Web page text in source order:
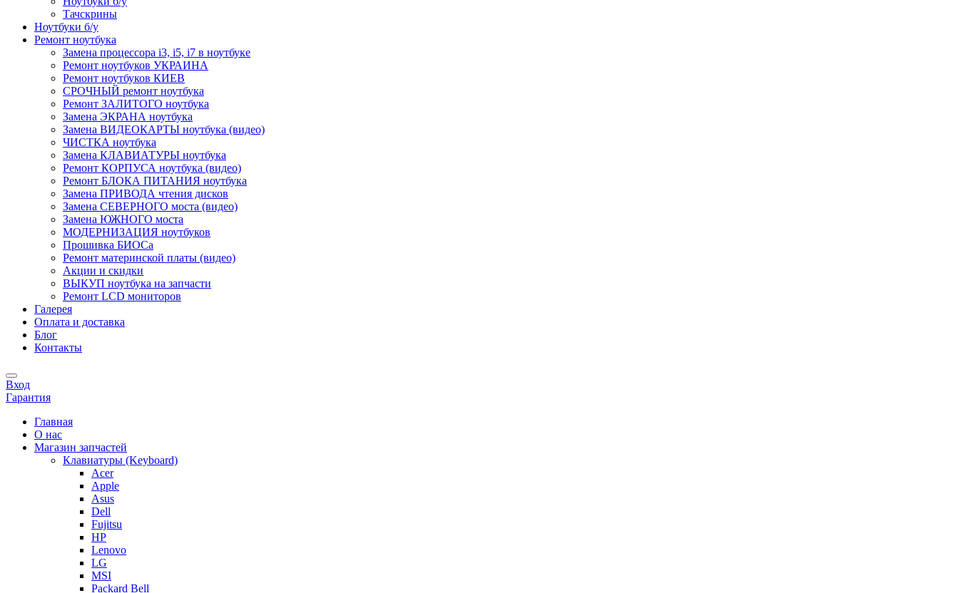
Тачскрины
Ноутбуки б/у
Ремонт ноутбука
Замена процессора i3, i5, i7 в ноутбуке
Ремонт ноутбуков УКРАИНА
Ремонт ноутбуков КИЕВ
СРОЧНЫЙ ремонт ноутбука
Ремонт ЗАЛИТОГО ноутбука
Замена ЭКРАНА ноутбука
Замена ВИДЕОКАРТЫ ноутбука (видео)
ЧИСТКА ноутбука
Замена КЛАВИАТУРЫ ноутбука
Ремонт КОРПУСА ноутбука (видео)
Ремонт БЛОКА ПИТАНИЯ ноутбука
Замена ПРИВОДА чтения дисков
Замена СЕВЕРНОГО моста (видео)
Замена ЮЖНОГО моста
МОДЕРНИЗАЦИЯ ноутбуков
Прошивка БИОСа
Ремонт материнской платы (видео)
Акции и скидки
ВЫКУП ноутбука на запчасти
Ремонт LCD мониторов
Галерея
Оплата и доставка
Блог
Контакты
Вход
Гарантия
Главная
О нас
Магазин запчастей
Клавиатуры (Keyboard)
Acer
Apple
Asus
Dell
Fujitsu
HP
Lenovo
LG
MSI
Packard Bell